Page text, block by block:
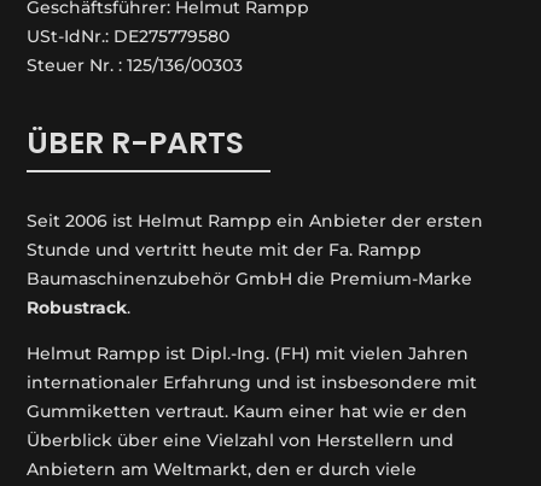
Geschäftsführer: Helmut Rampp
USt-IdNr.: DE275779580
Steuer Nr. : 125/136/00303
ÜBER R-PARTS
Seit 2006 ist Helmut Rampp ein An­bieter der ersten
Stunde und vertritt heute mit der Fa. Rampp
Baumaschinenzubehör GmbH die Premium-Marke
Robustrack.
Helmut Rampp ist Dipl.-Ing. (FH) mit vielen Jahren
internationaler Erfahrung und ist insbesondere mit
Gummiketten vertraut. Kaum einer hat wie er den
Überblick über eine Vielzahl von Herstellern und
Anbietern am Weltmarkt, den er durch viele